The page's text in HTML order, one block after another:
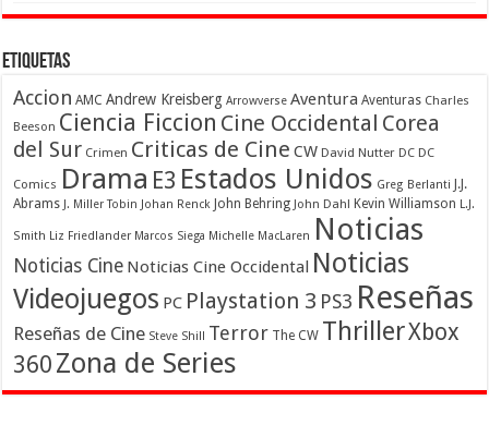
Etiquetas
Accion AMC Andrew Kreisberg Arrowverse Aventura Aventuras Charles
Beeson Ciencia Ficcion Cine Occidental Corea
del Sur Crimen Criticas de Cine CW David Nutter DC DC
Comics Drama E3 Estados Unidos Greg Berlanti J.J.
Abrams J. Miller Tobin Johan Renck John Behring John Dahl Kevin Williamson L.J.
Smith Liz Friedlander Marcos Siega Michelle MacLaren Noticias
Noticias Cine Noticias Cine Occidental Noticias
Videojuegos PC Playstation 3 PS3 Reseñas
Reseñas de Cine Steve Shill Terror The CW ThrillerXbox
360 Zona de Series